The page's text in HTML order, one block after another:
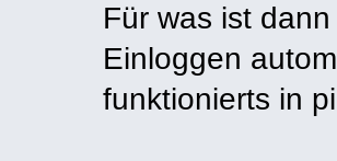
Für was ist
Einloggen
funktionierts in